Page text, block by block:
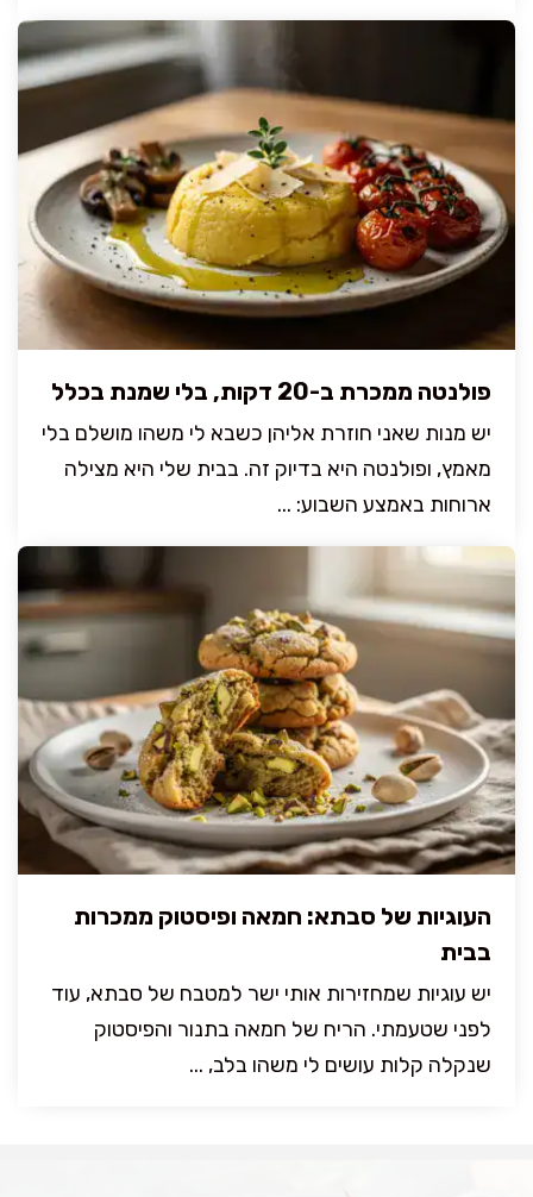
פולנטה ממכרת ב-20 דקות, בלי שמנת בכלל
יש מנות שאני חוזרת אליהן כשבא לי משהו מושלם בלי
מאמץ, ופולנטה היא בדיוק זה. בבית שלי היא מצילה
ארוחות באמצע השבוע: ...
העוגיות של סבתא: חמאה ופיסטוק ממכרות
בבית
יש עוגיות שמחזירות אותי ישר למטבח של סבתא, עוד
לפני שטעמתי. הריח של חמאה בתנור והפיסטוק
שנקלה קלות עושים לי משהו בלב, ...